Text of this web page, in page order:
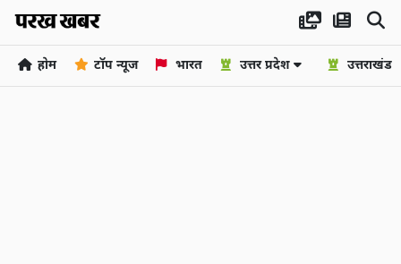
होम टॉप न्यूज भारत उत्तर प्रदेश उत्तराखंड